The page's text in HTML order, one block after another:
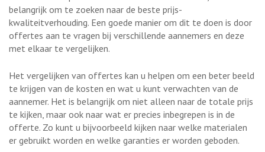
belangrijk om te zoeken naar de beste prijs-
kwaliteitverhouding. Een goede manier om dit te doen is door
offertes aan te vragen bij verschillende aannemers en deze
met elkaar te vergelijken.
Het vergelijken van offertes kan u helpen om een beter beeld
te krijgen van de kosten en wat u kunt verwachten van de
aannemer. Het is belangrijk om niet alleen naar de totale prijs
te kijken, maar ook naar wat er precies inbegrepen is in de
offerte. Zo kunt u bijvoorbeeld kijken naar welke materialen
er gebruikt worden en welke garanties er worden geboden.